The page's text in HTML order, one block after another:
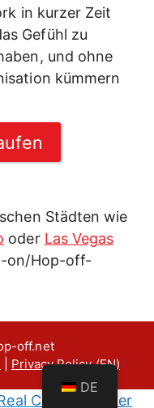
in kurzer Zeit
Gefühl zu
und ohne
kümmern
Städten wie
oder Las Vegas
on/Hop-off-
off.net
Privacy Policy (EN)
DE
Cookie Banner